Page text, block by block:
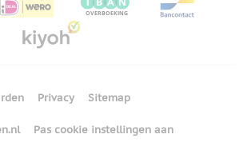
Privacy Sitemap
Pas cookie instellingen aan